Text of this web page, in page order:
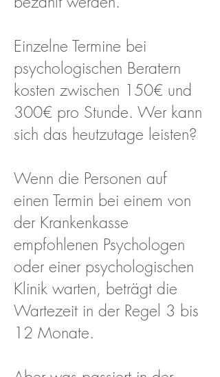
Einzelne Termine bei
psychologischen Beratern
kosten zwischen 150€ und
300€ pro Stunde. Wer kann
sich das heutzutage leisten?
Wenn die Personen auf
einen Termin bei einem von
der Krankenkasse
empfohlenen Psychologen
oder einer psychologischen
Klinik warten, beträgt die
Wartezeit in der Regel 3 bis
12 Monate.